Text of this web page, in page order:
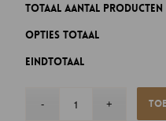
Totaal aantal producten
Opties totaal
Eindtotaal